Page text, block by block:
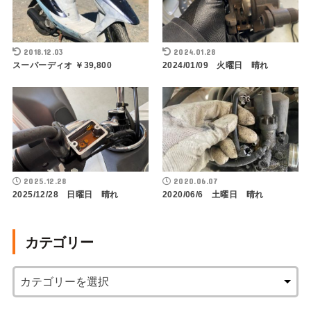
2018.12.03
スーパーディオ ￥39,800
2024.01.28
2024/01/09 火曜日 晴れ
2025.12.28
2025/12/28 日曜日 晴れ
2020.06.07
2020/06/6 土曜日 晴れ
カテゴリー